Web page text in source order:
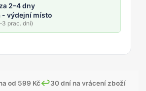
2–4 dny
- výdejní místo
prac. dní)
od 599 Kč↩30 dní na vrácení zboží